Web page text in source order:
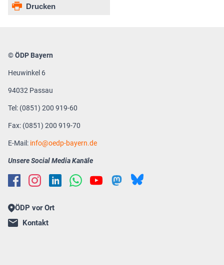
Drucken
© ÖDP Bayern
Heuwinkel 6
94032 Passau
Tel: (0851) 200 919-60
Fax: (0851) 200 919-70
E-Mail: info oedp-bayern.de
Unsere Social Media Kanäle
ÖDP vor Ort
Kontakt